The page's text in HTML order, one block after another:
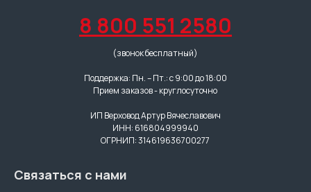
8 800 551 2580
(звонок бесплатный)
Поддержка: Пн. – Пт.: с 9:00 до 18:00
Прием заказов - круглосуточно
ИП Верховод Артур Вячеславович
ИНН: 616804999940
ОГРНИП: 314619636700277
Связаться с нами